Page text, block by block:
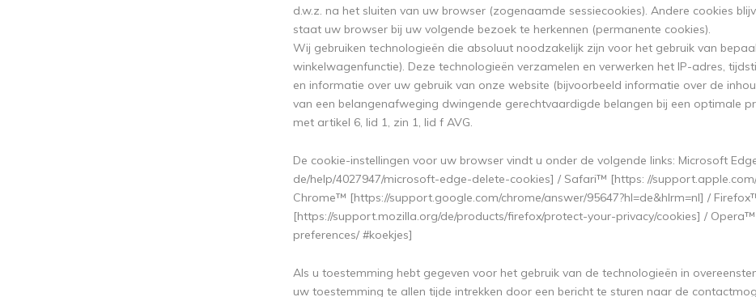
d.w.z. na het sluiten van uw browser (zogenaamde sessiecookies). Andere cookies
staat uw browser bij uw volgende bezoek te herkennen (permanente cookies).
Wij gebruiken technologieën die absoluut noodzakelijk zijn voor het gebruik van
winkelwagenfunctie). Deze technologieën verzamelen en verwerken het IP-adres,
en informatie over uw gebruik van onze website (bijvoorbeeld informatie over de
van een belangenafweging dwingende gerechtvaardigde belangen bij een optimale
met artikel 6, lid 1, zin 1, lid f AVG.
De cookie-instellingen voor uw browser vindt u onder de volgende links: Microsoft
de/help/4027947/microsoft-edge-delete-cookies] / Safari™ [https: //
Chrome™ [https://support.google.com/chrome/answer/95647?hl=de&hlrm=nl] /
[https://support.mozilla.org/de/products/firefox/protect-your-privacy/cookies] /
preferences/ #koekjes]
Als u toestemming hebt gegeven voor het gebruik van de technologieën in
uw toestemming te allen tijde intrekken door een bericht te sturen naar de